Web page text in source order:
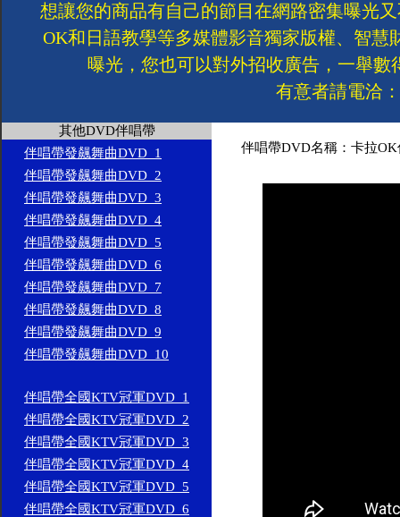
想讓您的商品有自己的節目在網路密集曝光
OK和日語教學等多媒體影音獨家版權、智
曝光，您也可以對外招收廣告，一舉
有意者請電洽
其他DVD伴唱帶
伴唱帶發飆舞曲DVD_1
伴唱帶發飆舞曲DVD_2
伴唱帶發飆舞曲DVD_3
伴唱帶發飆舞曲DVD_4
伴唱帶發飆舞曲DVD_5
伴唱帶發飆舞曲DVD_6
伴唱帶發飆舞曲DVD_7
伴唱帶發飆舞曲DVD_8
伴唱帶發飆舞曲DVD_9
伴唱帶發飆舞曲DVD_10
伴唱帶全國KTV冠軍DVD_1
伴唱帶全國KTV冠軍DVD_2
伴唱帶全國KTV冠軍DVD_3
伴唱帶全國KTV冠軍DVD_4
伴唱帶全國KTV冠軍DVD_5
伴唱帶全國KTV冠軍DVD_6
伴唱帶DVD名稱：卡拉